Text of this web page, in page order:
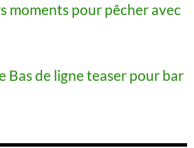
moments pour pêcher avec
Bas de ligne teaser pour bar